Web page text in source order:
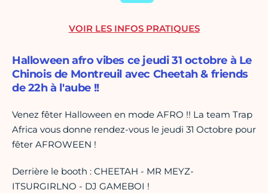
Halloween afro vibes ce jeudi 31 octobre à Le
Chinois de Montreuil avec Cheetah & friends
de 22h à l'aube !!
Venez fêter Halloween en mode AFRO !! La team Trap
Africa vous donne rendez-vous le jeudi 31 Octobre pour
fêter AFROWEEN !
Derrière le booth : CHEETAH - MR MEYZ-
ITSURGIRLNO - DJ GAMEBOI !
VOIR LES INFOS PRATIQUES